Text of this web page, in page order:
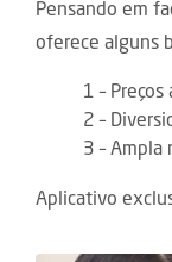
Pensando em
oferece alguns
1 – Preços
2 –
3 – Ampla
Aplicativo